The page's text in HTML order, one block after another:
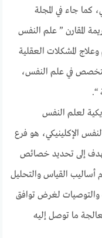
كما جاء في المجلة
المقارن ” علم النفس
المشكلات العقلية
في علم النفس،
“.
لعلم النفس
1935م ” علم النفس الإكلينيكي، هو فرع
إلى تحديد خصائص
أساليب القياس والتحليل
والتوصيات لغرض توافق
ما توصل إليه